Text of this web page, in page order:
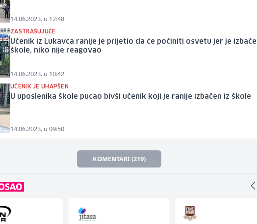
14.06.2023. u 12:48
ZASTRAŠUJUĆE
Učenik iz Lukavca ranije je prijetio da će počiniti osvetu jer je
škole, niko nije reagovao
14.06.2023. u 10:42
UČENIK JE UHAPŠEN
U uposlenika škole pucao bivši učenik koji je ranije izbačen iz škole
14.06.2023. u 09:50
KOMENTARI (219)